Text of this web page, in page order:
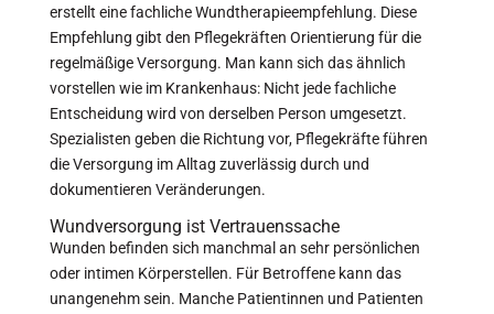
erstellt eine fachliche Wundtherapieempfehlung. Diese
Empfehlung gibt den Pflegekräften Orientierung für die
regelmäßige Versorgung. Man kann sich das ähnlich
vorstellen wie im Krankenhaus: Nicht jede fachliche
Entscheidung wird von derselben Person umgesetzt.
Spezialisten geben die Richtung vor, Pflegekräfte führen
die Versorgung im Alltag zuverlässig durch und
dokumentieren Veränderungen.
Wundversorgung ist Vertrauenssache
Wunden befinden sich manchmal an sehr persönlichen
oder intimen Körperstellen. Für Betroffene kann das
unangenehm sein. Manche Patientinnen und Patienten